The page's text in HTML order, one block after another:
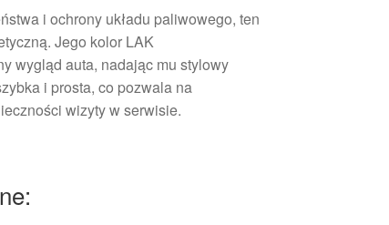
i ochrony układu paliwowego, ten
Jego kolor LAK
wygląd auta, nadając mu stylowy
i prosta, co pozwala na
wizyty w serwisie.